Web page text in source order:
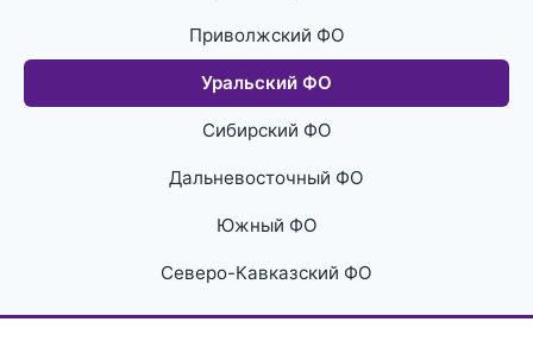
Приволжский ФО
Уральский ФО
Сибирский ФО
Дальневосточный ФО
Южный ФО
Северо-Кавказский ФО